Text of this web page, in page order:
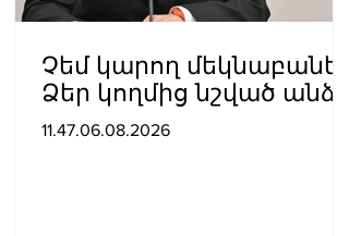
Չեմ կարող մեկնաբանել
Ձեր կողմից նշված անձի
խոսքը, բայց մենք ասել
11.47.06.08.2026